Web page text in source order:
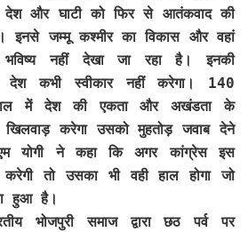
और घाटी को फिर से आतंकवाद की
इनसे जम्मू कश्मीर का विकास और वहां
नहीं देखा जा रहा है। इनकी
देश कभी स्वीकार नहीं करेगा। 140
हाल में देश की एकता और अखंडता के
करेगा उसको मुहतोड़ जवाब देने
योगी ने कहा कि अगर कांग्रेस इस
करेगी तो उसका भी वही हाल होगा जो
हुआ है।
भोजपुरी समाज द्वारा छठ पर्व पर